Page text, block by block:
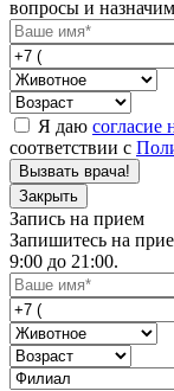
вопросы и
Я даю согласие
соответствии с
Вызвать врача!
Закрыть
Запись на прием
Запишитесь на
9:00 до 21:00.